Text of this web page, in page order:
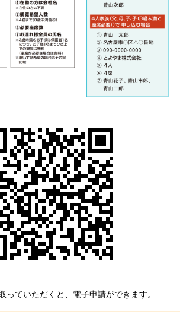
っていただくと、電子申請ができます。